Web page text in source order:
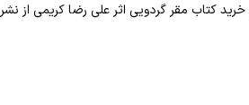
خرید کتاب مقر گردویی اثر علی رضا کریمی از